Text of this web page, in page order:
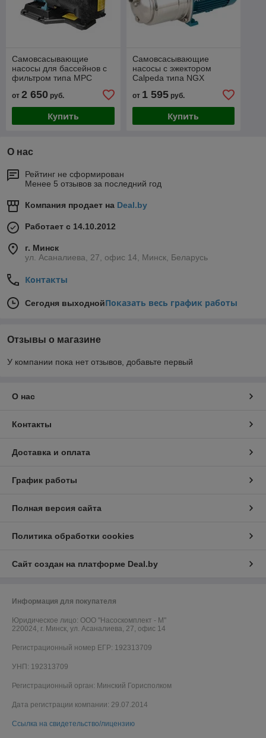
Самовсасывающие
насосы для бассейнов с
фильтром типа MPC
от 2 650 руб.
Купить
Самовсасывающие
насосы с эжектором
Calpeda типа NGX
от 1 595руб.
Купить
О нас
Рейтинг не сформирован
Менее 5 отзывов за последний год
Компания продает на Deal.by
Работает с 14.10.2012
г. Минск
ул. Асаналиева, 27, офис 14, Минск, Беларусь
Контакты
Сегодня выходнойПоказать весь график работы
Отзывы о магазине
У компании пока нет отзывов, добавьте первый
О нас
Контакты
Доставка и оплата
График работы
Полная версия сайта
Политика обработки cookies
Сайт создан на платформе Deal.by
Информация для покупателя
Юридическое лицо: ООО "Насоскомплект - М"
220024, г. Минск, ул. Асаналиева, 27, офис 14
Регистрационный номер ЕГР: 192313709
УНП: 192313709
Регистрационный орган: Минский Горисполком
Дата регистрации компании: 29.07.2014
Ссылка на свидетельство/лицензию